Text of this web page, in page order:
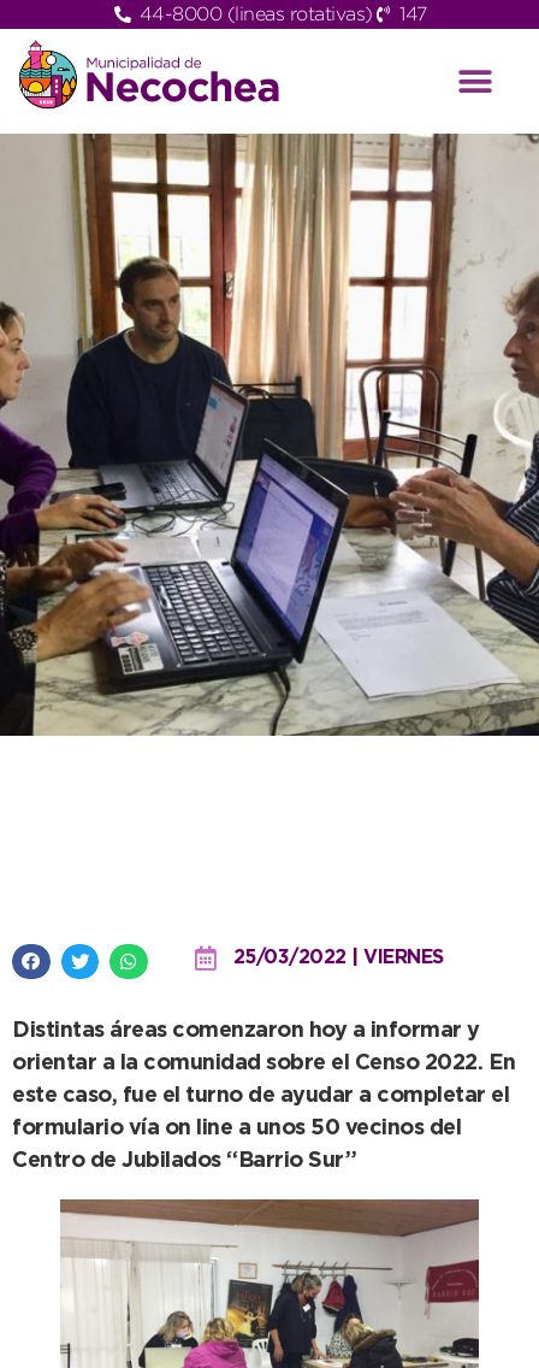
44-8000 (lineas rotativas) 147
25/03/2022 | VIERNES
Distintas áreas comenzaron hoy a informar y
orientar a la comunidad sobre el Censo 2022. En
este caso, fue el turno de ayudar a completar el
formulario vía on line a unos 50 vecinos del
Centro de Jubilados “Barrio Sur”